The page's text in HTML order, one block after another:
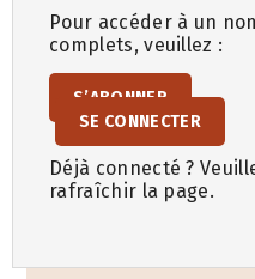
Pour accéder à un
complets, veuillez :
S’ABONNER
SE CONNECTER
Déjà connecté ?
rafraîchir la page.